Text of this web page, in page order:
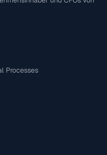
Processes